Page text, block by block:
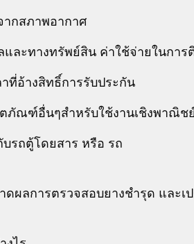
ากสภาพอากาศ
ละทางทรัพย์สิน ค่าใช้จ่ายในการ
ที่อ้างสิทธิ์การรับประกัน
ตภัณฑ์อื่นๆสำหรับใช้งานเชิงพาณิช
รถตู้โดยสาร หรือ รถ
ะ
ลการตรวจสอบยางชำรุด และเ